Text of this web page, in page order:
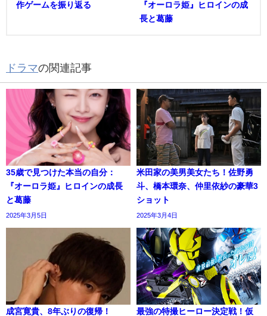
作ゲームを振り返る
『オーロラ姫』ヒロインの成
長と葛藤
ドラマの関連記事
35歳で見つけた本当の自分：
『オーロラ姫』ヒロインの成長
と葛藤
2025年3月5日
米田家の美男美女たち！佐野勇
斗、橋本環奈、仲里依紗の豪華3
ショット
2025年3月4日
成宮寛貴、8年ぶりの復帰！
最強の特撮ヒーロー決定戦！仮